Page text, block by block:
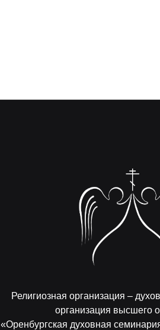
Религиозная организация –
организация высшего
«Оренбургская духовная